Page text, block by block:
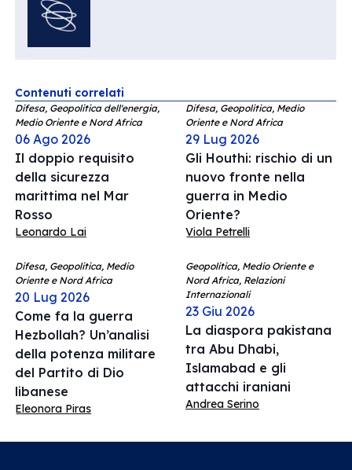
Contenuti correlati
Difesa, Geopolitica dell'energia,
Medio Oriente e Nord Africa
06 Ago 2026
Il doppio requisito
della sicurezza
marittima nel Mar
Rosso
Leonardo Lai
Difesa, Geopolitica, Medio
Oriente e Nord Africa
29 Lug 2026
Gli Houthi: rischio di un
nuovo fronte nella
guerra in Medio
Oriente?
Viola Petrelli
Difesa, Geopolitica, Medio
Oriente e Nord Africa
20 Lug 2026
Come fa la guerra
Hezbollah? Un’analisi
della potenza militare
del Partito di Dio
libanese
Eleonora Piras
Geopolitica, Medio Oriente e
Nord Africa, Relazioni
Internazionali
23 Giu 2026
La diaspora pakistana
tra Abu Dhabi,
Islamabad e gli
attacchi iraniani
Andrea Serino